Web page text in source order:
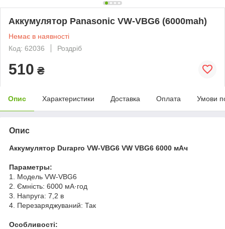
Аккумулятор Panasonic VW-VBG6 (6000mah)
Немає в наявності
Код: 62036
Роздріб
510 ₴
Опис Характеристики Доставка Оплата Умови
Опис
Аккумулятор Durapro VW-VBG6 VW VBG6 6000 мАч
Параметры:
1. Модель VW-VBG6
2. Ємність: 6000 мА·год
3. Напруга: 7,2 в
4. Перезаряджуваний: Так
Особливості: